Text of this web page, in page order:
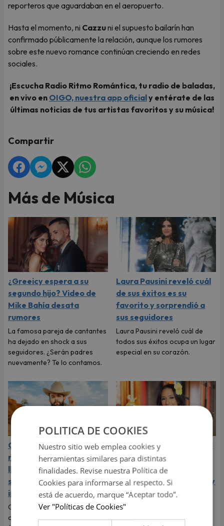
reporteros que aguardaban en el aeropuerto.
Hasta el momento, ni Cazzuni el supuesto bailarín han
confirmado públicamente la relación, aunque los rumores
sobre este nuevo romance continúan creciendo en redes
sociales.
¡Escucha Radio Ritmo Romántica, tu radio de baladas,
en vivo en OIGO, nuestra app oficialy entérate de las
últimas noticias de tus artistas favoritos y su música!
Compartir
Más de Música
¿Greeicy espera a su
segundo hijo? Video de
Mike Bahía desata
rumores
La famosa pareja de cantantes
ha dejado en shock a sus
seguidores. ¿Serán padres
nuevamente? Te lo contamos.
Laura Pausini reveló cuál
de sus éxitos es su
favorito y sorprendió a
sus seguidores
Laura Pausini reveló cuál de
todos sus éxitos ocupa un lugar
especial en su corazón.
Carín León vive el mejor
momento de su carrera y
llega a Lima en el año de
su consagración
internacional
Carín León llega a Lima para
ofrecer este 6 de agosto un
Indy Fontaine llegará por
primera vez a Perú para
abrir los conciertos de
Alex Ubago en Arequipa y
Lima
La cantante cubano-
estadounidense debutará en
POLITICA DE COOKIES
Nuestro sitio web emplea cookies y
herramientas similares para distintas
finalidades. Revise nuestra Política de
Cookies para informarse al respecto. Si
está de acuerdo, marque “Aceptar todo”.
Ver "Políticas de Cookies"